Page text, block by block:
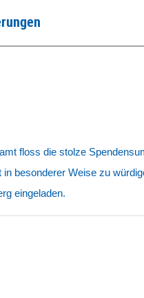
floss die stolze
besonderer Weise zu
eingeladen.